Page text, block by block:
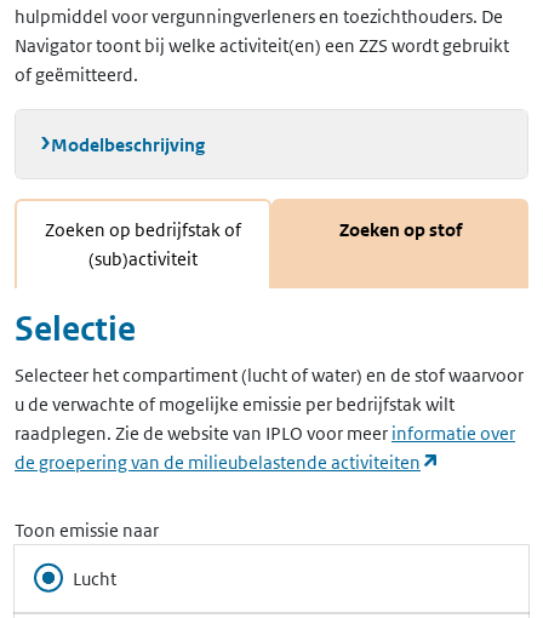
hulpmiddel voor vergunningverleners en toezichthouders. De
Navigator toont bij welke activiteit(en) een ZZS wordt gebruikt
of geëmitteerd.
Modelbeschrijving
Zoeken op bedrijfstak of
(sub)activiteit
Zoeken op stof
Selectie
Selecteer het compartiment (lucht of water) en de stof waarvoor
u de verwachte of mogelijke emissie per bedrijfstak wilt
raadplegen. Zie de website van IPLO voor meer informatie over
de groepering van de milieubelastende activiteiten
Toon emissie naar
Lucht